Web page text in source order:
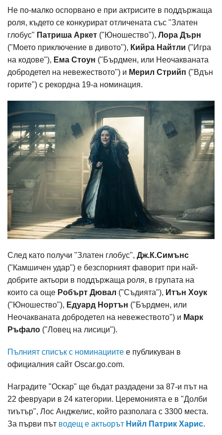
Не по-малко оспорвано е при актрисите в поддържаща
роля, където се конкурират отличената със "Златен
глобус" Патриша Аркет ("Юношество"), Лора Дърн
("Моето приключение в дивото"), Кийра Найтли ("Игра
на кодове"), Ема Стоун ("Бърдмен, или Неочакваната
добродетел на невежеството") и Мерил Стрийп ("Вдън
горите") с рекордна 19-а номинация.
След като получи "Златен глобус", Дж.К.Симънс
("Камшичен удар") е безспорният фаворит при най-
добрите актьори в поддържаща роля, в групата на
които са още Робърт Дювал ("Съдията"), Итън Хоук
("Юношество"), Едуард Нортън ("Бърдмен, или
Неочакваната добродетел на невежеството") и Марк
Ръфало ("Ловец на лисици").
Пълният списък с номинациите е публикуван в
официалния сайт Oscar.go.com.
Наградите "Оскар" ще бъдат раздадени за 87-и път на
22 февруари в 24 категории. Церемонията е в "Долби
тиътър", Лос Анджелис, който разполага с 3300 места.
За първи път водещ е актьорът Нийл Патрик Харис.